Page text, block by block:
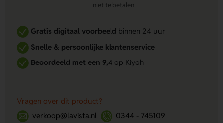
niet te betalen
Gratis digitaal voorbeeldbinnen 24 uur
Snelle & persoonlijke klantenservice
Beoordeeld met een 9,4op Kiyoh
Vragen over dit product?
verkoop@lavista.nl
0344 - 745109